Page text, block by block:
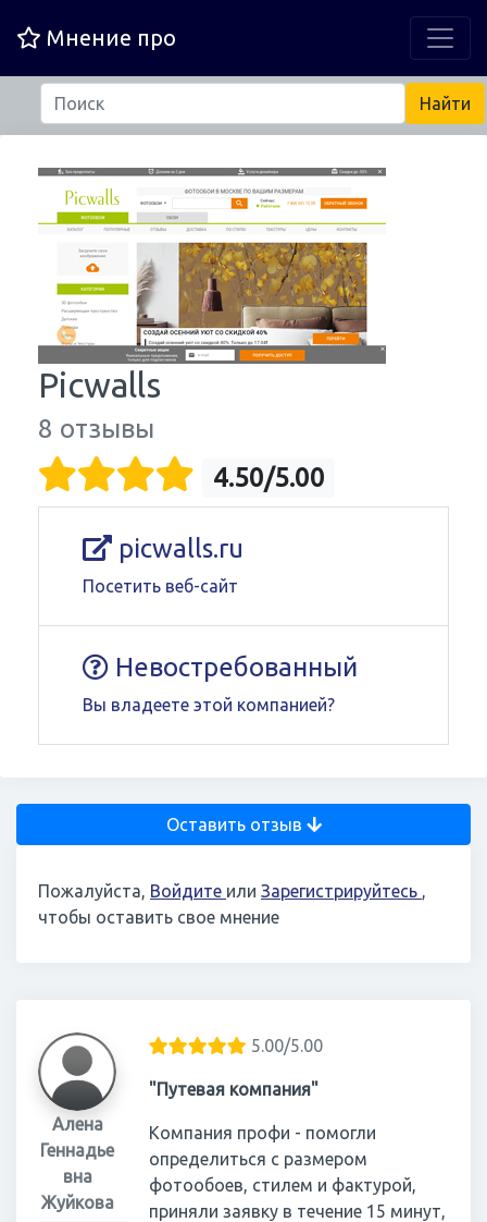
Мнение про
Picwalls
8 отзывы
4.50/5.00
picwalls.ru
Посетить веб-сайт
Невостребованный
Вы владеете этой компанией?
Оставить отзыв
Пожалуйста, Войдите или Зарегистрируйтесь ,
чтобы оставить свое мнение
Алена
Геннадье
вна
Жуйкова
5.00/5.00
"Путевая компания"
Компания профи - помогли
определиться с размером
фотообоев, стилем и фактурой,
приняли заявку в течение 15 минут,